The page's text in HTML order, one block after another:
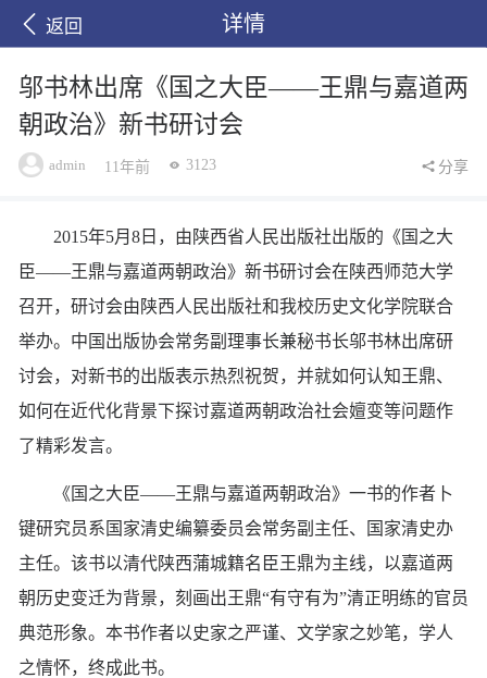
返回 详情
邬书林出席《国之大臣——王鼎与嘉道两
朝政治》新书研讨会
admin 11年前 3123 分享
2015年5月8日，由陕西省人民出版社出版的《国之大
臣——王鼎与嘉道两朝政治》新书研讨会在陕西师范大学
召开，研讨会由陕西人民出版社和我校历史文化学院联合
举办。中国出版协会常务副理事长兼秘书长邬书林出席研
讨会，对新书的出版表示热烈祝贺，并就如何认知王鼎、
如何在近代化背景下探讨嘉道两朝政治社会嬗变等问题作
了精彩发言。
《国之大臣——王鼎与嘉道两朝政治》一书的作者卜
键研究员系国家清史编纂委员会常务副主任、国家清史办
主任。该书以清代陕西蒲城籍名臣王鼎为主线，以嘉道两
朝历史变迁为背景，刻画出王鼎“有守有为”清正明练的官员
典范形象。本书作者以史家之严谨、文学家之妙笔，学人
之情怀，终成此书。